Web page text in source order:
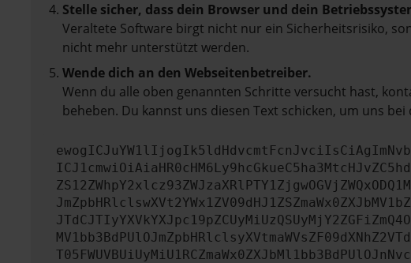
Stelle sicher, dass dein Browser und dein
Veraltete Software birgt nicht nur ein Sicherheitsrisiko,
nicht mehr unterstützt werden.
Wende dich an den Webseitenbetreiber.
Wenn du alle oben genannten Schritte versucht hast,
beheben. Du kannst uns diesen Text schicken, um uns